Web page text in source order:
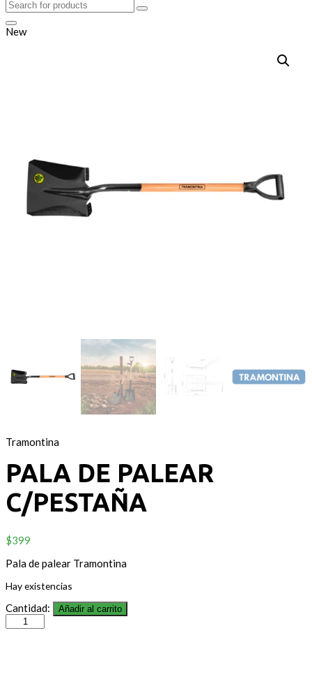
New
Tramontina
PALA DE PALEAR
C/PESTAÑA
$399
Pala de palear Tramontina
Hay existencias
Cantidad: Añadir al carrito